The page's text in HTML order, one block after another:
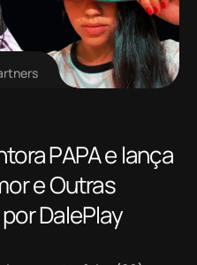
PAPA e lança
e Outras
DalePlay